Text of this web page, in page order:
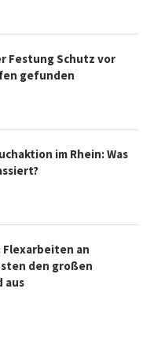
Festung Schutz vor
gefunden
im Rhein: Was
Flexarbeiten an
den großen
aus